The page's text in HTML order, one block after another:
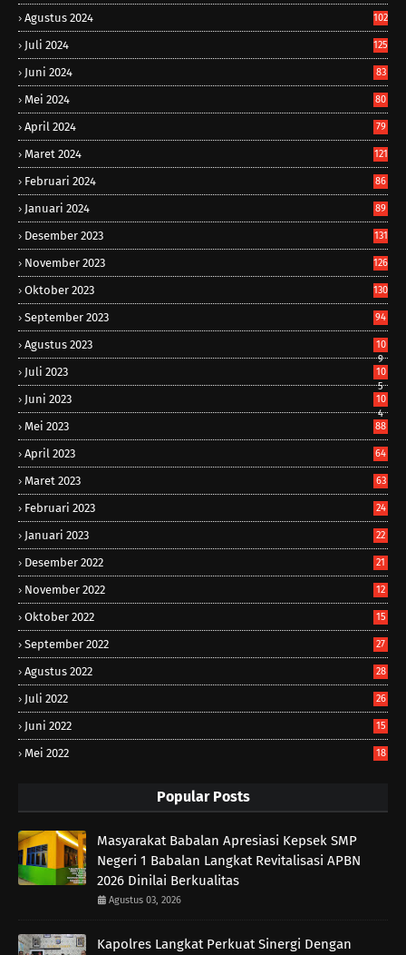
Agustus 2024 102
Juli 2024 125
Juni 2024 83
Mei 2024 80
April 2024 79
Maret 2024 121
Februari 2024 86
Januari 2024 89
Desember 2023 131
November 2023 126
Oktober 2023 130
September 2023 94
Agustus 2023
10
9
Juli 2023
10
5
Juni 2023
10
4
Mei 2023 88
April 2023 64
Maret 2023 63
Februari 2023 24
Januari 2023 22
Desember 2022 21
November 2022 12
Oktober 2022 15
September 2022 27
Agustus 2022 28
Juli 2022 26
Juni 2022 15
Mei 2022 18
Popular Posts
Masyarakat Babalan Apresiasi Kepsek SMP
Negeri 1 Babalan Langkat Revitalisasi APBN
2026 Dinilai Berkualitas
Agustus 03, 2026
Kapolres Langkat Perkuat Sinergi Dengan